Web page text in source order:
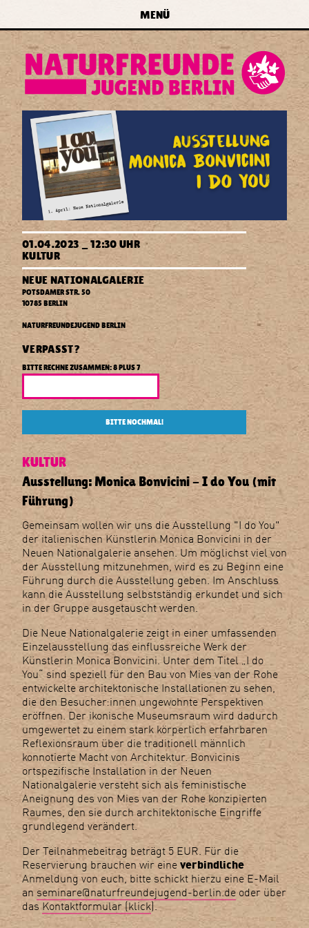
zum Inhalt springen
forum
naturfreundejugend
berlin
e.v.
MENÜ
Ausstellung:
Monica
Bonvicini
-
I
do
You
Führung)
01.04.2023 _ 12:30 UHR
KULTUR
NEUE NATIONALGALERIE
POTSDAMER STR. 50
10785BERLIND
E
Naturfreundejugend
NATURFREUNDEJUGEND BERLIN
VERPASST?
BITTE RECHNE ZUSAMMEN: 8 PLUS 7
BITTE NOCHMAL!
KULTUR
Ausstellung: Monica Bonvicini - I do You (mit
Führung)
Gemeinsam wollen wir uns die Ausstellung "I do You"
der italienischen Künstlerin Monica Bonvicini in der
Neuen Nationalgalerie ansehen. Um möglichst viel von
der Ausstellung mitzunehmen, wird es zu Beginn eine
Führung durch die Ausstellung geben. Im Anschluss
kann die Ausstellung selbstständig erkundet und sich
in der Gruppe ausgetauscht werden.
Die Neue Nationalgalerie zeigt in einer umfassenden
Einzelausstellung das einflussreiche Werk der
Künstlerin Monica Bonvicini. Unter dem Titel „I do
You“ sind speziell für den Bau von Mies van der Rohe
entwickelte architektonische Installationen zu sehen,
die den Besucher:innen ungewohnte Perspektiven
eröffnen. Der ikonische Museumsraum wird dadurch
umgewertet zu einem stark körperlich erfahrbaren
Reflexionsraum über die traditionell männlich
konnotierte Macht von Architektur. Bonvicinis
ortspezifische Installation in der Neuen
Nationalgalerie versteht sich als feministische
Aneignung des von Mies van der Rohe konzipierten
Raumes, den sie durch architektonische Eingriffe
grundlegend verändert.
Der Teilnahmebeitrag beträgt 5 EUR. Für die
Reservierung brauchen wir eine verbindliche
Anmeldung von euch, bitte schickt hierzu eine E-Mail
an seminare@naturfreundejugend-berlin.de oder über
das Kontaktformular (klick).